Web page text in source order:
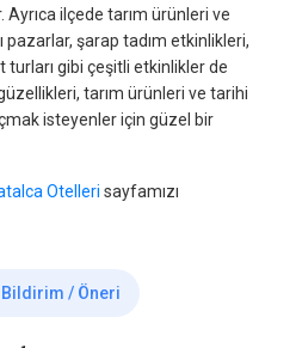
ilçede tarım ürünleri ve
pazarlar, şarap tadım etkinlikleri,
gibi çeşitli etkinlikler de
tarım ürünleri ve tarihi
isteyenler için güzel bir
Otelleri sayfamızı
Bildirim / Öneri